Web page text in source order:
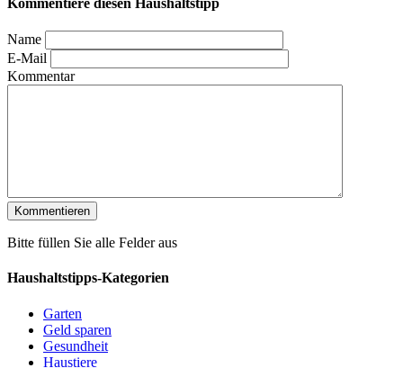
Name
E-Mail
Kommentar
Bitte füllen Sie alle Felder aus
Haushaltstipps-Kategorien
Garten
Geld sparen
Gesundheit
Haustiere